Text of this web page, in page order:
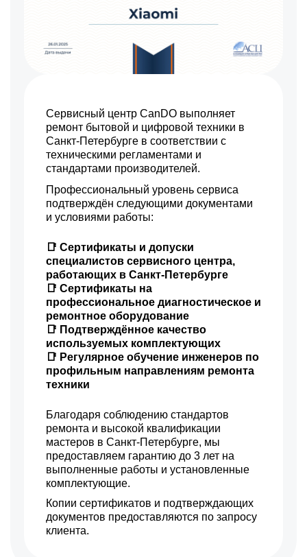
Сервисный центр CanDO выполняет
ремонт бытовой и цифровой техники в
Санкт-Петербурге в соответствии с
техническими регламентами и
стандартами производителей.
Профессиональный уровень сервиса
подтверждён следующими документами
и условиями работы:
📑 Сертификаты и допуски
специалистов сервисного центра,
работающих в Санкт-Петербурге
📑 Сертификаты на
профессиональное диагностическое и
ремонтное оборудование
📑 Подтверждённое качество
используемых комплектующих
📑 Регулярное обучение инженеров по
профильным направлениям ремонта
техники
Благодаря соблюдению стандартов
ремонта и высокой квалификации
мастеров в Санкт-Петербурге, мы
предоставляем гарантию до 3 лет на
выполненные работы и установленные
комплектующие.
Копии сертификатов и подтверждающих
документов предоставляются по запросу
клиента.